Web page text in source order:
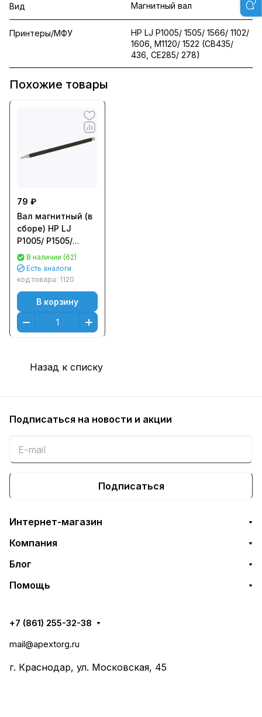
Вид Магнитный вал
Принтеры/МФУ
HP LJ P1005/ 1505/ 1566/ 1102/
1606, M1120/ 1522 (CB435/
436, CE285/ 278)
Похожие товары
79 ₽
Вал магнитный (в
сборе) HP LJ
P1005/ P1505/
CB435A/ CB436A/
CE278A/ CE285A
Лайт
В наличии (62)
Есть аналоги
код товара: 1120
В корзину
Назад к списку
Подписаться на новости и акции
Подписаться
Интернет-магазин
Компания
Блог
Помощь
+7 (861) 255-32-38
mail@apextorg.ru
г. Краснодар, ул. Московская, 45